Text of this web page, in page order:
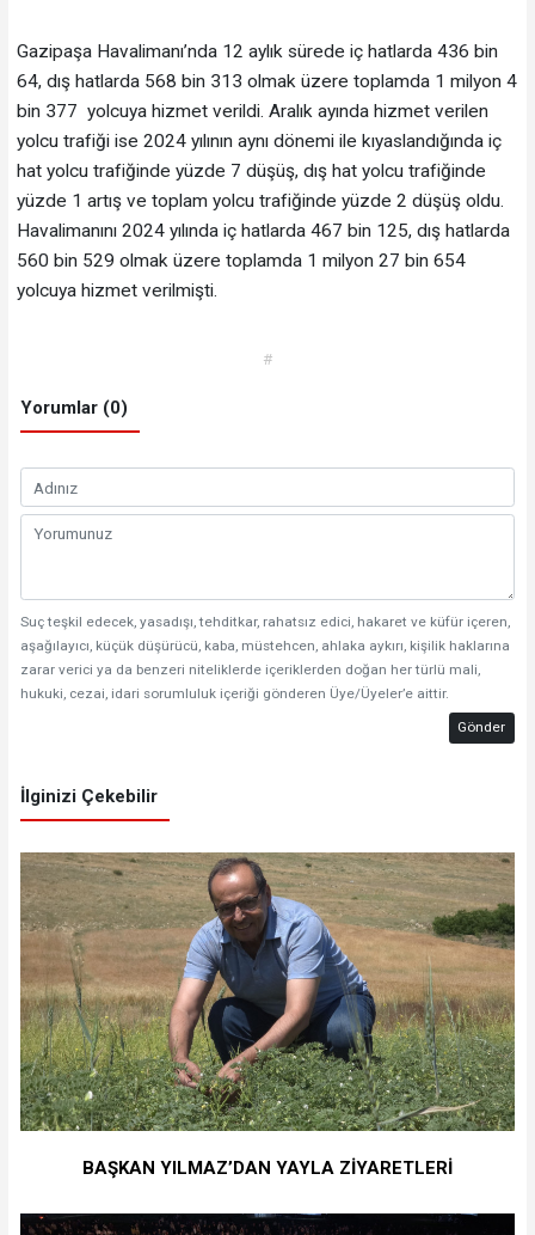
Gazipaşa Havalimanı’nda 12 aylık sürede iç hatlarda 436 bin
64, dış hatlarda 568 bin 313 olmak üzere toplamda 1 milyon 4
bin 377 yolcuya hizmet verildi. Aralık ayında hizmet verilen
yolcu trafiği ise 2024 yılının aynı dönemi ile kıyaslandığında iç
hat yolcu trafiğinde yüzde 7 düşüş, dış hat yolcu trafiğinde
yüzde 1 artış ve toplam yolcu trafiğinde yüzde 2 düşüş oldu.
Havalimanını 2024 yılında iç hatlarda 467 bin 125, dış hatlarda
560 bin 529 olmak üzere toplamda 1 milyon 27 bin 654
yolcuya hizmet verilmişti.
#
Yorumlar (0)
Suç teşkil edecek, yasadışı, tehditkar, rahatsız edici, hakaret ve küfür içeren,
aşağılayıcı, küçük düşürücü, kaba, müstehcen, ahlaka aykırı, kişilik haklarına
zarar verici ya da benzeri niteliklerde içeriklerden doğan her türlü mali,
hukuki, cezai, idari sorumluluk içeriği gönderen Üye/Üyeler’e aittir.
Gönder
İlginizi Çekebilir
BAŞKAN YILMAZ’DAN YAYLA ZİYARETLERİ